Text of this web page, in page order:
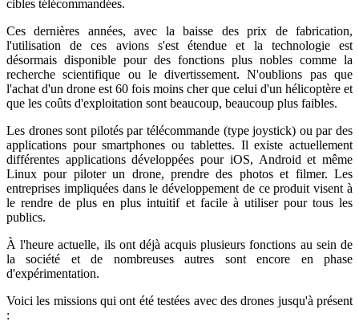
cibles télécommandées.
Ces dernières années, avec la baisse des prix de fabrication,
l'utilisation de ces avions s'est étendue et la technologie est
désormais disponible pour des fonctions plus nobles comme la
recherche scientifique ou le divertissement. N'oublions pas que
l'achat d'un drone est 60 fois moins cher que celui d'un hélicoptère et
que les coûts d'exploitation sont beaucoup, beaucoup plus faibles.
Les drones sont pilotés par télécommande (type joystick) ou par des
applications pour smartphones ou tablettes. Il existe actuellement
différentes applications développées pour iOS, Android et même
Linux pour piloter un drone, prendre des photos et filmer. Les
entreprises impliquées dans le développement de ce produit visent à
le rendre de plus en plus intuitif et facile à utiliser pour tous les
publics.
À l'heure actuelle, ils ont déjà acquis plusieurs fonctions au sein de
la société et de nombreuses autres sont encore en phase
d'expérimentation.
Voici les missions qui ont été testées avec des drones jusqu'à présent
: